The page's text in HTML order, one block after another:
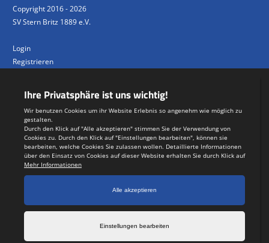
Copyright 2016 - 2026
SV Stern Britz 1889 e.V.
Login
Registrieren
Datenschutzerklärung
Teamsports 2
Dein Sportverein online